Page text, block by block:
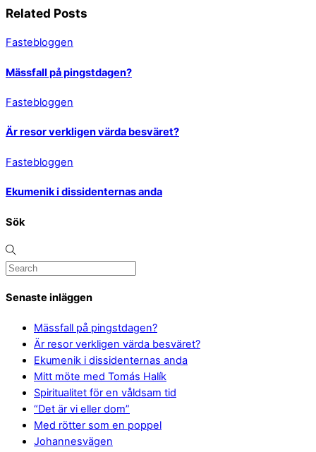
Related Posts
Fastebloggen
Mässfall på pingstdagen?
Fastebloggen
Är resor verkligen värda besväret?
Fastebloggen
Ekumenik i dissidenternas anda
Sök
Senaste inläggen
Mässfall på pingstdagen?
Är resor verkligen värda besväret?
Ekumenik i dissidenternas anda
Mitt möte med Tomás Halík
Spiritualitet för en våldsam tid
“Det är vi eller dom”
Med rötter som en poppel
Johannesvägen